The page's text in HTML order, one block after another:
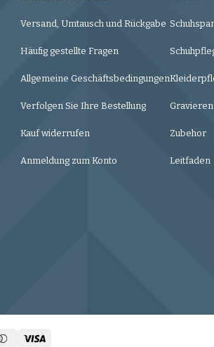
Versand, Umtausch und Rückgabe
Häufig gestellte Fragen
Allgemeine Geschäftsbedingungen
Verfolgen Sie Ihre Bestellung
Kauf widerrufen
Anmeldung zum Konto
Gravieren
Zubehor
Leitfaden